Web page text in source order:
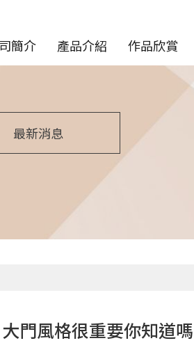
簡介 產品介紹 作品欣賞
最新消息
門風格很重要你知道